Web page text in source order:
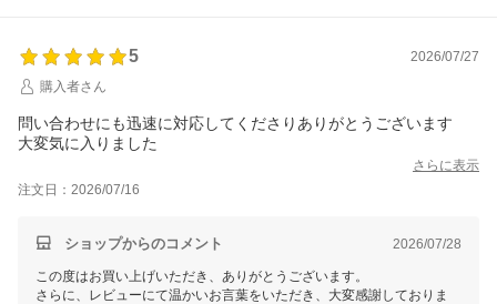
5
2026/07/27
購入者さん
問い合わせにも迅速に対応してくださりありがとうございます
大変気に入りました
さらに表示
注文日：2026/07/16
ショップからのコメント 2026/07/28
この度はお買い上げいただき、ありがとうございます。
さらに、レビューにて温かいお言葉をいただき、大変感謝しておりま